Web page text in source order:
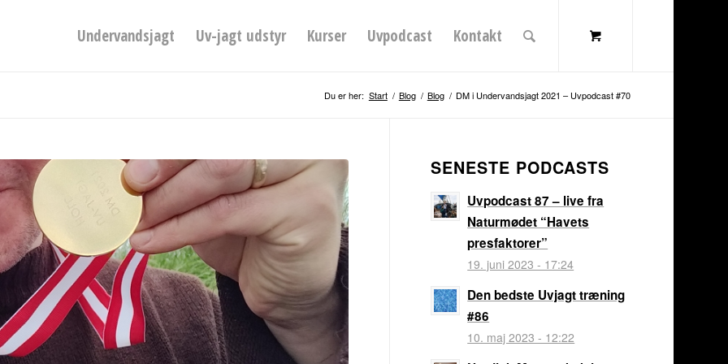
Undervandsjagt Uv-jagt udstyr Kurser Uvpodcast Kontakt
Du er her: Start / Blog / Blog / DM i Undervandsjagt 2021 – Uvpodcast #70
SENESTE PODCASTS
Uvpodcast 87 – live fra
Naturmødet “Havets
presfaktorer”
19. juni 2023 - 17:24
Den bedste Uvjagt træning
#86
10. maj 2023 - 12:22